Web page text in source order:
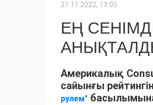
21.11.2022, 13:05
ЕҢ
Америкалық
сайынғы
рулем"